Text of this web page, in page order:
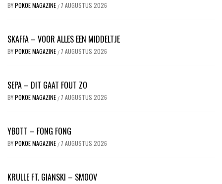
BYPOKOE MAGAZINE / 7 AUGUSTUS 2026
SKAFFA – VOOR ALLES EEN MIDDELTJE
BYPOKOE MAGAZINE / 7 AUGUSTUS 2026
SEPA – DIT GAAT FOUT ZO
BYPOKOE MAGAZINE / 7 AUGUSTUS 2026
YBOTT – FONG FONG
BYPOKOE MAGAZINE / 7 AUGUSTUS 2026
KRULLE FT. GIANSKI – SMOOV